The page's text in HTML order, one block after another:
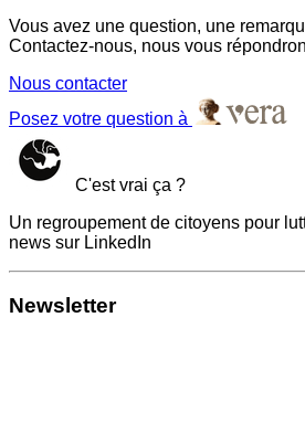
Vous avez une question, une
Contactez-nous, nous vous
Nous contacter
Posez votre question à
C'est vrai ça ?
Un regroupement de citoyens pour
news sur LinkedIn
Newsletter